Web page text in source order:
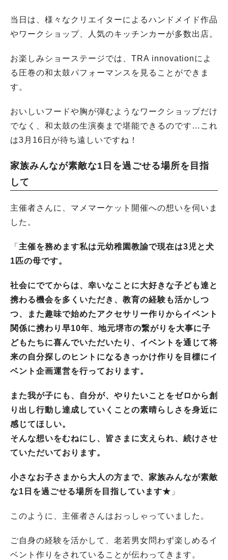
当日は、様々なクリエイターによるハンドメイド作品
やワークショップ、人気のキッチンカーが多数出店。
お楽しみショーステージでは、TRA innovationによ
る圧巻の和太鼓パフォーマンスを見ることができま
す。
おいしいフードや胸が弾むようなワークショップだけ
でなく、和太鼓の生演奏まで堪能できるのです…これ
は3月16日が待ち遠しいですね！
家族みんなが素敵な1日を過ごせる場所を目指
して
主催者さんに、マメマーケット開催への想いを伺いま
した。
「 主催を務めます私は元幼稚園教諭で現在は3児と犬
1匹の母です。
社会にでてからは、幸いなことに大好きな子ども達と
携わる機会を多くいただき、教育の経験も活かしつ
つ、また趣味で始めたアクセサリー作りからイベント
関係に携わり早10年、地元堺市の繋がりを大事に子
どもたちに喜んでいただいたり、イベントを通じて将
来の自分探しのヒントになるきっかけ作りを目標にイ
ベント企画運営を行っております。
また我が子にも、自分が、やりたいことをゼロから創
り出し行動し達成していくことの素晴らしさを身近に
感じてほしい。
そんな想いをむねにし、皆さまに支えられ、続けさせ
ていただいております。
小さなお子さまから大人の方まで、家族みんなが素敵
な1日を過ごせる場所を目指しています★ 」
このように、主催者さんはおっしゃっていました。
ご自身の経験を活かして、老若男女問わず楽しめるイ
ベント作りをされていることが伝わってきます。